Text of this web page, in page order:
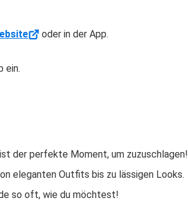
oder in der App.
ein.
der perfekte Moment, um zuzuschlagen!
eleganten Outfits bis zu lässigen Looks.
so oft, wie du möchtest!